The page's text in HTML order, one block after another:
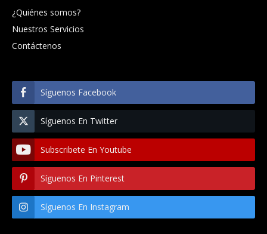
¿Quiénes somos?
Nuestros Servicios
Contáctenos
Síguenos Facebook
Síguenos En Twitter
Subscribete En Youtube
Síguenos En Pinterest
Síguenos En Instagram